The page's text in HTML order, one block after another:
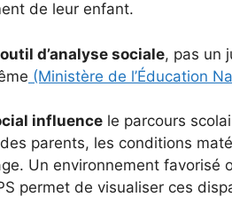
de leur enfant.
outil d’analyse sociale, pas un
(Ministère de l’Éducation
influence le parcours
des parents, les conditions
Un environnement
permet de visualiser ces